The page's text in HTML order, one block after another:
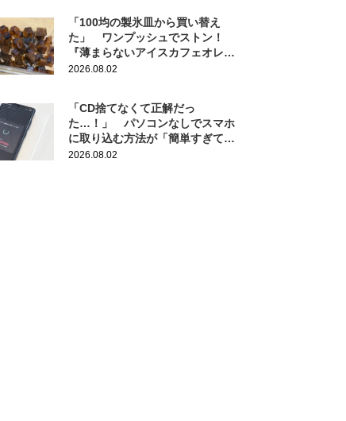
「100均の製氷皿から買い替え
た」 ワンプッシュでストン！
『薄まらないアイスカフェオレ』
作りにも活躍
2026.08.02
「CD捨てなくて正解だっ
た…！」 パソコンなしでスマホ
に取り込む方法が「簡単すぎて拍
子抜け」「この曲聴きたかった
2026.08.02